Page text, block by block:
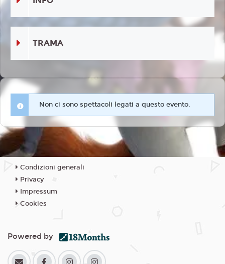
TRAMA
Non ci sono spettacoli legati a questo evento.
Condizioni generali
Privacy
Impressum
Cookies
Powered by